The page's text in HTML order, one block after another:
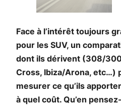
Face à l’intérêt toujours
pour les SUV, un
dont ils dérivent (308/
Cross, Ibiza/Arona, etc…)
mesurer ce qu’ils
à quel coût. Qu’en